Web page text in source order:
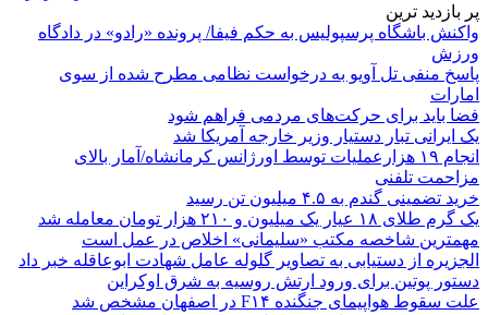
پر بازدید ترین
واکنش باشگاه پرسپولیس به حکم فیفا/ پرونده «رادو» در دادگاه
ورزش
پاسخ منفی تل آویو به درخواست نظامی مطرح شده از سوی
امارات
فضا باید برای حرکت‌های مردمی فراهم شود
یک ایرانی تبار دستیار وزیر خارجه آمریکا شد
انجام ۱۹ هزارعملیات توسط اورژانس کرمانشاه/آمار بالای
مزاحمت تلفنی
خرید تضمینی گندم به ۴.۵ میلیون تن رسید
یک گرم طلای ۱۸ عیار یک میلیون و ۲۱۰ هزار تومان معامله شد
مهمترین شاخصه مکتب «سلیمانی» اخلاص در عمل است
الجزیره از دستیابی به تصاویر گلوله عامل شهادت ابوعاقله خبر داد
دستور پوتین برای ورود ارتش روسیه به شرق اوکراین
علت سقوط هواپیمای جنگنده F۱۴ در اصفهان مشخص شد